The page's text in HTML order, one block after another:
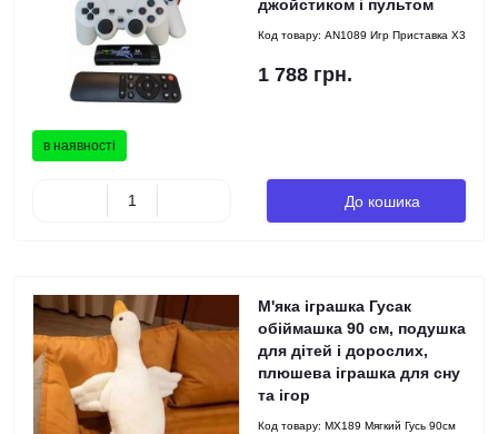
в наявності
джойстиком і пультом
Код товару: AN1089 Игр Приставка X3
1 788 грн.
До кошика
М'яка іграшка Гусак
обіймашка 90 см, подушка
для дітей і дорослих,
плюшева іграшка для сну
та ігор
Код товару: MX189 Мягкий Гусь 90см